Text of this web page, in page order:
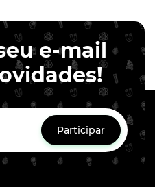
e-mail
Participar